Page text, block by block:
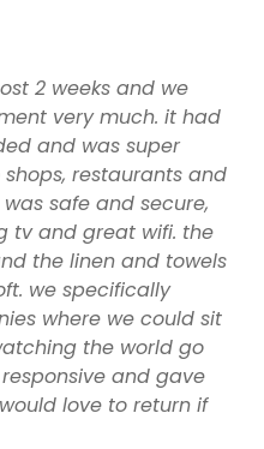
2 weeks and we
very much. it had
and was super
restaurants and
safe and secure,
tv and great wifi. the
the linen and towels
we specifically
where we could sit
the world go
and gave
love to return if